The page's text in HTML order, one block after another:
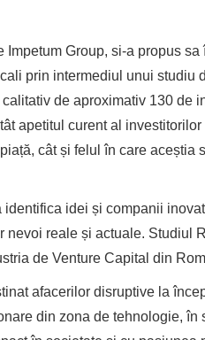
Impetum Group, si-a propus
prin intermediul unui studiu
de aproximativ 130 de
apetitul curent al
cât și felul în care aceștia
identifica idei și companii
nevoi reale și actuale. Studiul
de Venture Capital din
afacerilor disruptive la
din zona de tehnologie, în